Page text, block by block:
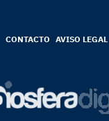
CONTACTO AVISO LEGAL